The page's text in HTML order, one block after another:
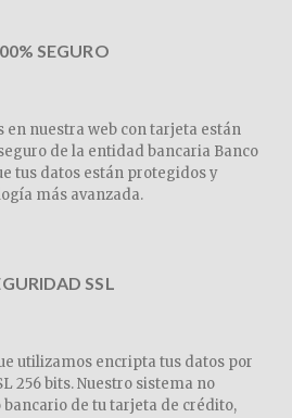
SEGURO
en nuestra web con tarjeta están
de la entidad bancaria Banco
tus datos están protegidos y
más avanzada.
SSL
utilizamos encripta tus datos por
256 bits. Nuestro sistema no
de tu tarjeta de crédito,